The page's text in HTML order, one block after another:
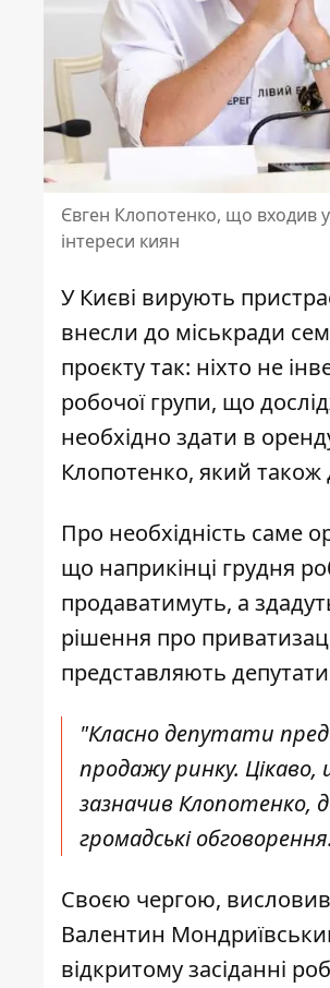
Євген Клопотенко, що входив
інтереси киян
У Києві вирують
внесли до міськради
проєкту так: ніхто не
робочої групи, що
необхідно здати в
Клопотенко, який
Про необхідність саме
що наприкінці грудня
продаватимуть, а
рішення про
представляють
"Класно депутати
продажу ринку.
зазначив Клопотенко,
громадські обговорення.
Своєю чергою,
Валентин
відкритому засіданні